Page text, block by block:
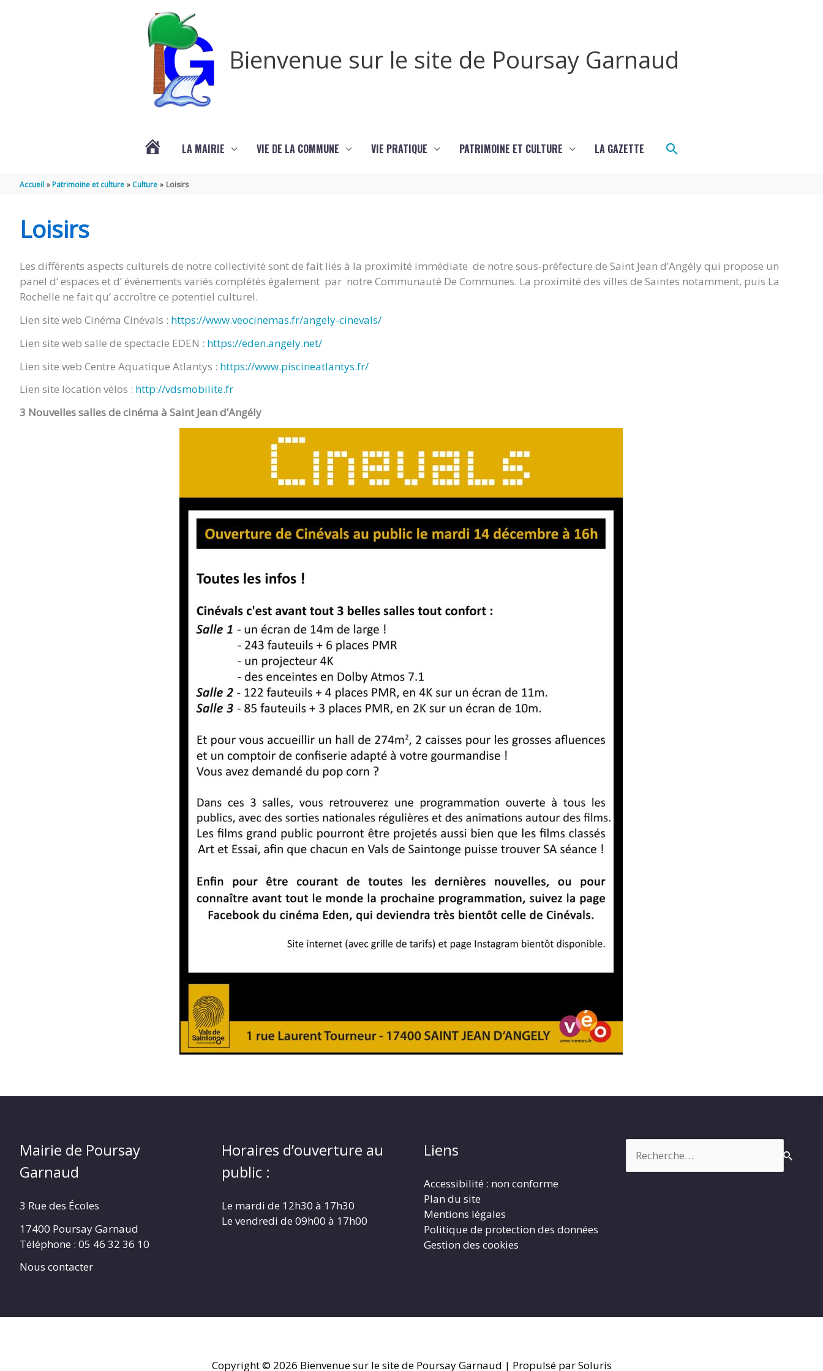
Bienvenue sur le site de Poursay Garnaud
POURSAY
GARNAUD
(17400)
LA MAIRIE VIE DE LA COMMUNE VIE PRATIQUE PATRIMOINE ET CULTURE LA GAZETTE Rechercher
Accueil Patrimoine et culture Culture Loisirs
Loisirs
Les différents aspects culturels de notre collectivité sont de fait liés à la proximité immédiate de notre sous-préfecture de Saint Jean d’Angély qui propose un
panel d’ espaces et d’ événements variés complétés également par notre Communauté De Communes. La proximité des villes de Saintes notamment, puis La
Rochelle ne fait qu’ accroître ce potentiel culturel.
Lien site web Cinéma Cinévals : https://www.veocinemas.fr/angely-cinevals/
Lien site web salle de spectacle EDEN : https://eden.angely.net/
Lien site web Centre Aquatique Atlantys : https://www.piscineatlantys.fr/
Lien site location vélos : http://vdsmobilite.fr
3 Nouvelles salles de cinéma à Saint Jean d’Angély
Mairie de Poursay
Garnaud
3 Rue des Écoles
17400 Poursay Garnaud
Téléphone : 05 46 32 36 10
Nous contacter
Horaires d’ouverture au
public :
Le mardi de 12h30 à 17h30
Le vendredi de 09h00 à 17h00
Liens
Accessibilité : non conforme
Plan du site
Mentions légales
Politique de protection des données
Gestion des cookies
Copyright © 2026 Bienvenue sur le site de Poursay Garnaud | Propulsé par Soluris